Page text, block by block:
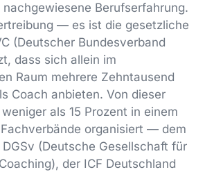
Berufserfahrung.
— es ist die gesetzliche
(Deutscher Bundesverband
dass sich allein im
Raum mehrere Zehntausend
Coach anbieten. Von dieser
als 15 Prozent in einem
organisiert — dem
DGSv (Deutsche Gesellschaft für
der ICF Deutschland